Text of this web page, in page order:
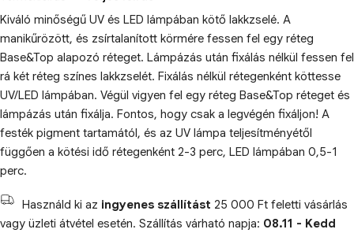
Kiváló minőségű UV és LED lámpában kötő lakkzselé. A
manikűrözött, és zsírtalanított körmére fessen fel egy réteg
Base&Top alapozó réteget. Lámpázás után fixálás nélkül fessen fel
rá két réteg színes lakkzselét. Fixálás nélkül rétegenként köttesse
UV/LED lámpában. Végül vigyen fel egy réteg Base&Top réteget és
lámpázás után fixálja. Fontos, hogy csak a legvégén fixáljon! A
festék pigment tartamától, és az UV lámpa teljesítményétől
függően a kötési idő rétegenként 2-3 perc, LED lámpában 0,5-1
perc.
Használd ki az ingyenes szállítást 25 000 Ft feletti vásárlás
vagy üzleti átvétel esetén. Szállítás várható napja: 08.11 - Kedd